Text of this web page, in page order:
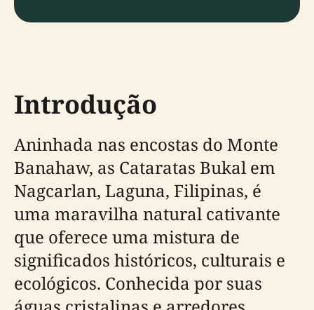
Introdução
Aninhada nas encostas do Monte
Banahaw, as Cataratas Bukal em
Nagcarlan, Laguna, Filipinas, é
uma maravilha natural cativante
que oferece uma mistura de
significados históricos, culturais e
ecológicos. Conhecida por suas